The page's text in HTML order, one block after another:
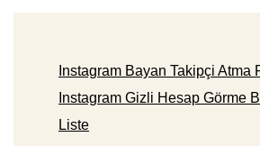
Instagram Bayan Takipçi Atma
Instagram Gizli Hesap Görme
Liste